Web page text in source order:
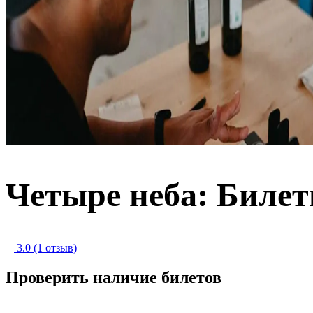
Четыре неба:
3.0 (1 отзыв)
Проверить наличие билетов